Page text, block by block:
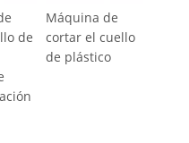
de
Máquina de
cortar el cuello
de plástico